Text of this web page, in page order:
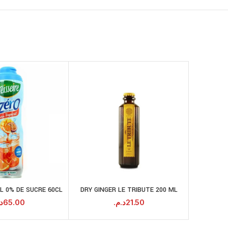
AJOUTER AU
PANIER
0% DE SUCRE 60CL
65.00
AJOUTER AU
PANIER
DRY GINGER LE TRIBUTE 200 ML
21.50د.م.